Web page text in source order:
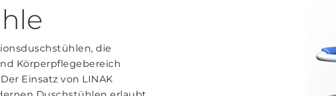
die
Körperpflegebereich
Einsatz von LINAK